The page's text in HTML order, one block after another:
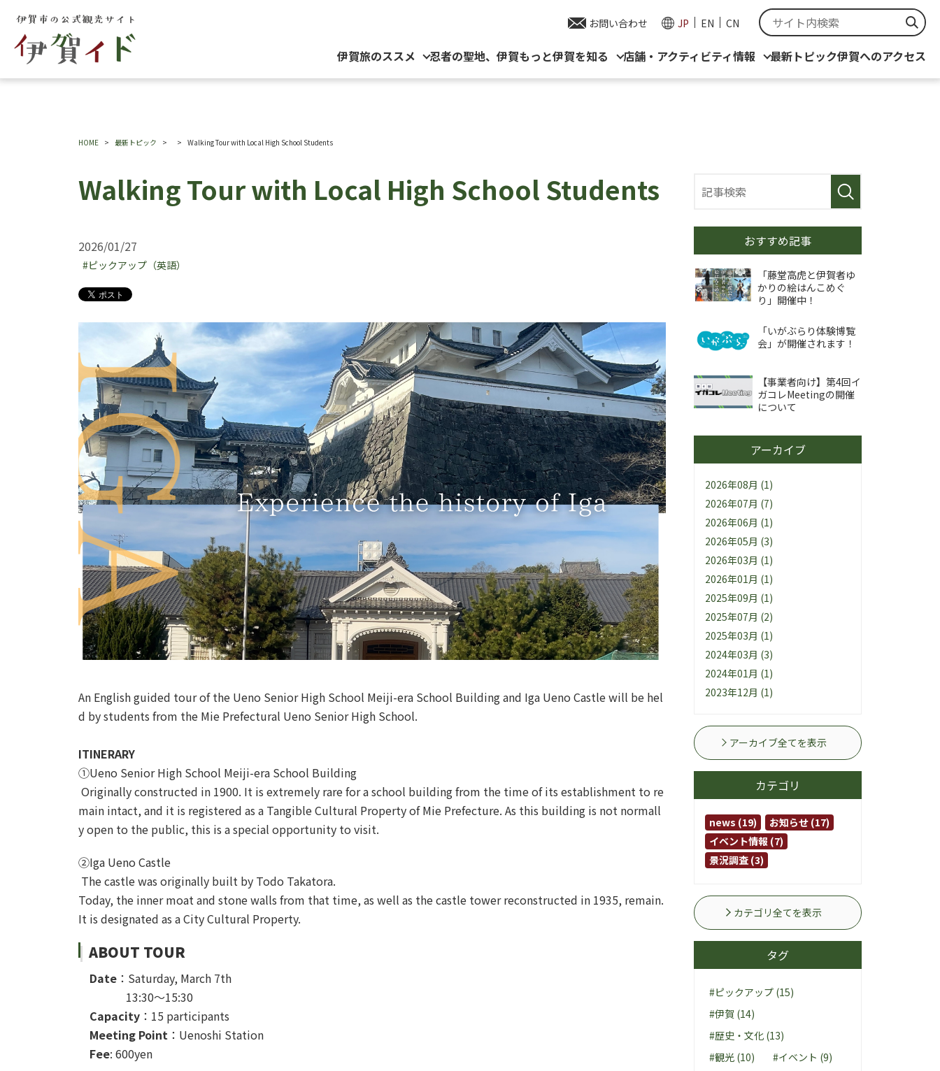
お問い合わせ JP EN CN
伊賀旅のススメ 忍者の聖地、伊賀もっと伊賀を知る 店舗・アクティビティ情報 最新トピック伊賀へのアクセス
HOME 最新トピック Walking Tour with Local High School Students
Walking Tour with Local High School Students
2026/01/27
#ピックアップ（英語）
An English guided tour of the Ueno Senior High School Meiji-era School Building and Iga Ueno Castle will be hel
d by students from the Mie Prefectural Ueno Senior High School.
ITINERARY
①Ueno Senior High School Meiji-era School Building
Originally constructed in 1900. It is extremely rare for a school building from the time of its establishment to re
main intact, and it is registered as a Tangible Cultural Property of Mie Prefecture. As this building is not normall
y open to the public, this is a special opportunity to visit.
②Iga Ueno Castle
The castle was originally built by Todo Takatora.
Today, the inner moat and stone walls from that time, as well as the castle tower reconstructed in 1935, remain.
It is designated as a City Cultural Property.
ABOUT TOUR
Date ：Saturday, March 7th
13:30～15:30
Capacity ：15 participants
Meeting Point ：Uenoshi Station
Fee: 600yen
おすすめ記事
「藤堂高虎と伊賀者ゆ
かりの絵はんこめぐ
り」開催中！
「いがぶらり体験博覧
会」が開催されます！
【事業者向け】第4回イ
ガコレMeetingの開催
について
アーカイブ
2026年08月 (1)
2026年07月 (7)
2026年06月 (1)
2026年05月 (3)
2026年03月 (1)
2026年01月 (1)
2025年09月 (1)
2025年07月 (2)
2025年03月 (1)
2024年03月 (3)
2024年01月 (1)
2023年12月 (1)
アーカイブ全てを表示
カテゴリ
news (19)
お知らせ (17)
イベント情報 (7)
景況調査 (3)
カテゴリ全てを表示
タグ
#ピックアップ (15)
#伊賀 (14)
#歴史・文化 (13)
#観光 (10)
#イベント (9)